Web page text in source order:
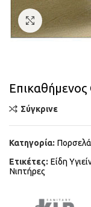
Κάντε κλικ
Σύγκρινε
Κατηγορία:
Ετικέτες: Είδη
Νιπτήρες